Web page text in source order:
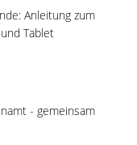
Anleitung zum
Tablet
- gemeinsam